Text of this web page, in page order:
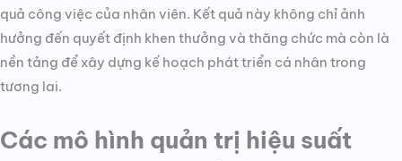
quả công việc của nhân viên. Kết quả này không chỉ ảnh
hưởng đến quyết định khen thưởng và thăng chức mà còn là
nền tảng để xây dựng kế hoạch phát triển cá nhân trong
tương lai.
Các mô hình quản trị hiệu suất